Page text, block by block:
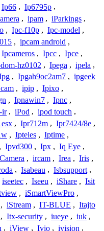
Ip66 , Ip6795p ,
, ipam , iParkings ,
, Ipc-f10p , Ipc-model ,
, ipcam android ,
Ipcameros , Ipcc , Ipce ,
hz0102 , Ipega , ipela ,
, Ipgah9oc2am7 , ipgeek
, ipip , Ipixo ,
, Ipnawin7 , Ipnc ,
ir , iPod , ipod touch ,
, Ipr712m , Ipr7424/8e ,
, Ipteles , Iptime ,
, Ipvd300 , Ipx , Iq Eye ,
, ircam , Irea , Iris ,
, Isabeau , Isbsupport ,
iseetec , Iseeu , iShare , Isit
, iSmartViewPro ,
, iStream , IT-BLUE , Itajto
, Itx-security , iueye , iuk ,
, iView , Ivio , ivision ,